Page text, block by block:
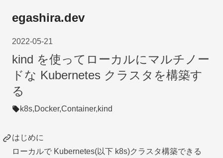
egashira.dev
2022-05-21
kind を使ってローカルにマルチノー
ドな Kubernetes クラスタを構築す
る
k8s,Docker,Container,kind
はじめに
ローカルで Kubernetes(以下 k8s)クラスタ構築できる